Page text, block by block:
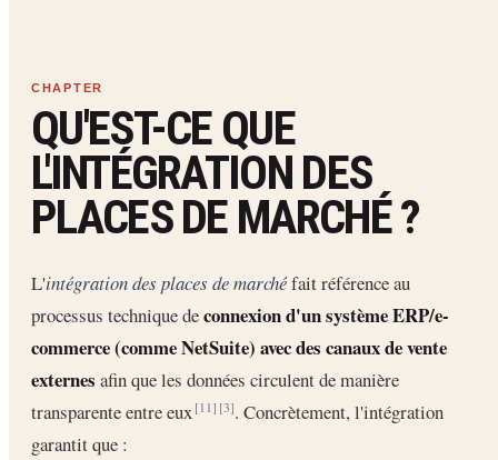
QU'EST-CE QUE
L'INTÉGRATION DES
PLACES DE MARCHÉ ?
L'intégration des places de marchéfait référence au
processus technique deconnexion d'un système ERP/e-
commerce (comme NetSuite) avec des canaux de vente
externes afin que les données circulent de manière
transparente entre eux[11] [3]. Concrètement, l'intégration
garantit que :